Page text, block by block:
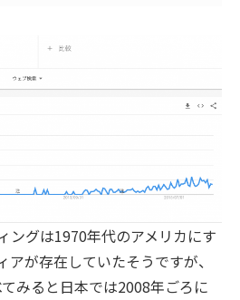
ングは1970年代のアメリカにす
アが存在していたそうですが、
みると日本では2008年ごろに